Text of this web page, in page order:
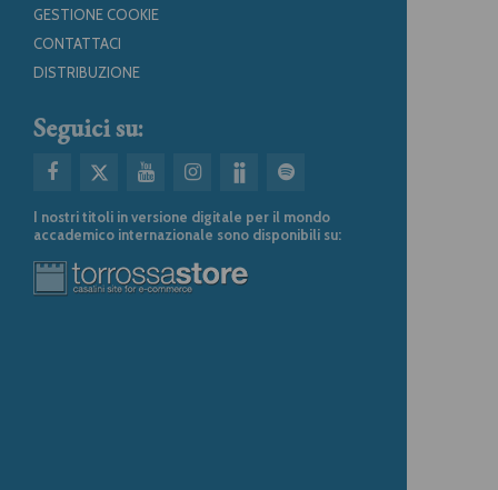
GESTIONE COOKIE
CONTATTACI
DISTRIBUZIONE
Seguici su:
I nostri titoli in versione digitale per il mondo
accademico internazionale sono disponibili su: